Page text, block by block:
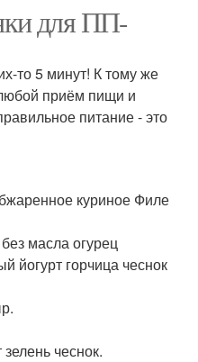
для ПП-
то 5 минут! К тому же
приём пищи и
питание - это
куриное Филе
масла огурец
йогурт горчица чеснок
чеснок.